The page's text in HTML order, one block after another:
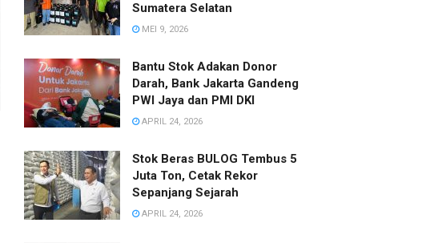
Sumatera Selatan
MEI 9, 2026
Bantu Stok Adakan Donor
Darah, Bank Jakarta Gandeng
PWI Jaya dan PMI DKI
APRIL 24, 2026
Stok Beras BULOG Tembus 5
Juta Ton, Cetak Rekor
Sepanjang Sejarah
APRIL 24, 2026